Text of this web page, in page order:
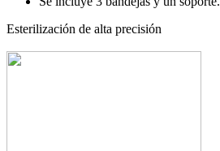
Esterilización de alta precisión